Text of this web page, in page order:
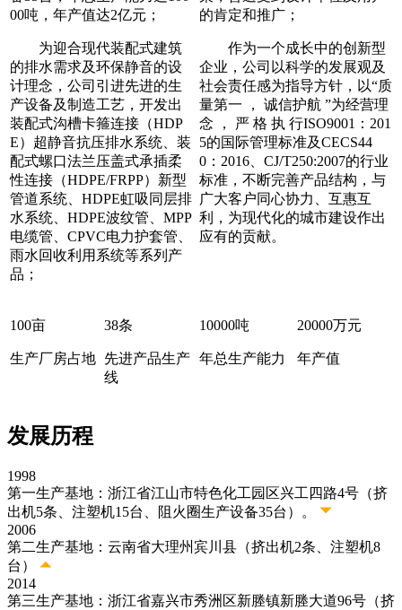
00吨，年产值达2亿元；
为迎合现代装配式建筑
的排水需求及环保静音的设
计理念，公司引进先进的生
产设备及制造工艺，开发出
装配式沟槽卡箍连接（HDP
E）超静音抗压排水系统、装
配式螺口法兰压盖式承插柔
性连接（HDPE/FRPP）新型
管道系统、HDPE虹吸同层排
水系统、HDPE波纹管、MPP
电缆管、CPVC电力护套管、
雨水回收利用系统等系列产
品；
的肯定和推广；
作为一个成长中的创新型
企业，公司以科学的发展观及
社会责任感为指导方针，以“质
量第一 ， 诚信护航 ”为经营理
念 ， 严 格 执 行ISO9001：201
5的国际管理标准及CECS44
0：2016、CJ/T250:2007的行业
标准，不断完善产品结构，与
广大客户同心协力、互惠互
利，为现代化的城市建设作出
应有的贡献。
100亩
生产厂房占地
38条
先进产品生产
线
10000吨
年总生产能力
20000万元
年产值
发展历程
1998
第一生产基地：浙江省江山市特色化工园区兴工四路4号（挤
出机5条、注塑机15台、阻火圈生产设备35台）。
2006
第二生产基地：云南省大理州宾川县（挤出机2条、注塑机8
台）
2014
第三生产基地：浙江省嘉兴市秀洲区新塍镇新塍大道96号（挤